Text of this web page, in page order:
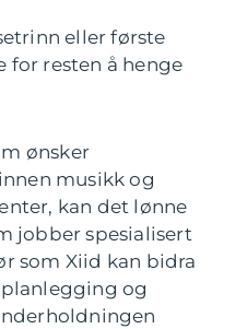
eller første
resten å henge
ønsker
musikk og
kan det lønne
jobber spesialisert
som Xiid kan bidra
og